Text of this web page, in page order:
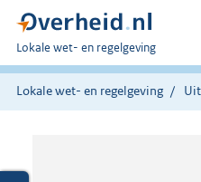
U
bent
hier:
Lokale wet- en regelgeving
Lokale wet- en regelgeving